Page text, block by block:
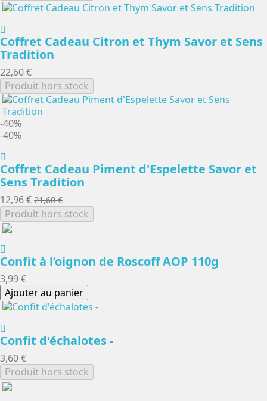
Coffret Cadeau Citron et Thym Savor et Sens
Tradition
22,60 €
Produit hors stock
-40%
-40%
Coffret Cadeau Piment d'Espelette Savor et
Sens Tradition
12,96 € 21,60 €
Produit hors stock
Confit à l’oignon de Roscoff AOP 110g
3,99 €
Ajouter au panier
Confit d'échalotes -
3,60 €
Produit hors stock